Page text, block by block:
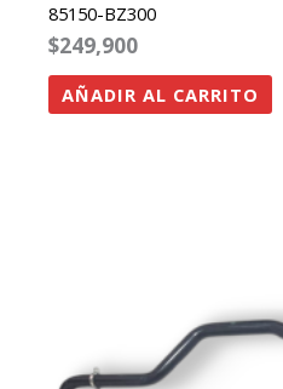
85150-BZ300
$249,900
AÑADIR AL CARRITO